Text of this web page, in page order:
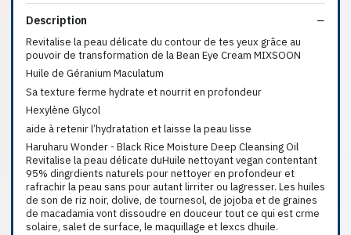
Description
Revitalise la peau délicate du contour de tes yeux grâce au
pouvoir de transformation de la Bean Eye Cream MIXSOON
Huile de Géranium Maculatum
Sa texture ferme hydrate et nourrit en profondeur
Hexylène Glycol
aide à retenir l’hydratation et laisse la peau lisse
Haruharu Wonder - Black Rice Moisture Deep Cleansing Oil
Revitalise la peau délicate duHuile nettoyant vegan contentant
95% dingrdients naturels pour nettoyer en profondeur et
rafrachir la peau sans pour autant lirriter ou lagresser. Les huiles
de son de riz noir, dolive, de tournesol, de jojoba et de graines
de macadamia vont dissoudre en douceur tout ce qui est crme
solaire, salet de surface, le maquillage et lexcs dhuile.